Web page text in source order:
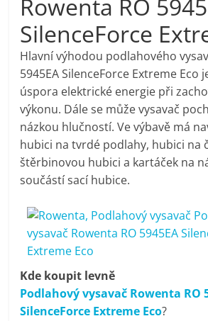
pračky,
televize,
notebooky,
mobilní
telefony,
kávovary,
bazény
Nejlepší
elektronika
Rowenta RO
SilenceForce
Hlavní výhodou podlahového
5945EA SilenceForce Extreme Eco
úspora elektrické energie při
výkonu. Dále se může vysavač
názkou hlučností. Ve výbavě má
hubici na tvrdé podlahy, hubici na
štěrbinovou hubici a kartáček na
součástí sací hubice.
Kde koupit levně
Podlahový vysavač Rowenta RO
SilenceForce Extreme Eco?